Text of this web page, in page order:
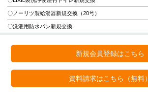
〇ノーリツ製給湯器新規交換（20号）
〇洗濯用防水パン新規交換
新規会員登録はこちら
資料請求はこちら（無料）